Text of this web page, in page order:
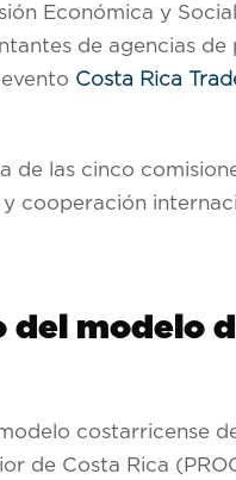
Económica y
de agencias
Costa Rica
de las cinco
cooperación
modelo
costarricense
de Costa Rica